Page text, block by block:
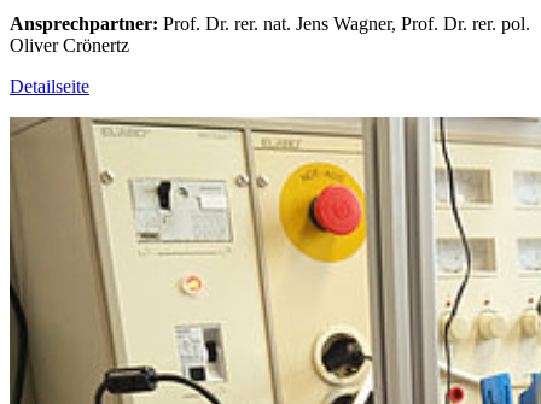
Ansprechpartner: Prof. Dr. rer. nat. Jens Wagner, Prof. Dr. rer. pol.
Oliver Crönertz
Detailseite